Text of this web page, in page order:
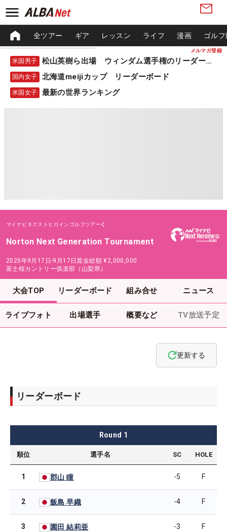
メルマガ登録
全ツアー ギア レッスン ライフ 漫画 ゴル
米国男子 松山英樹ら出場 ウィンダム選手権のリーダーボード
国内女子 北海道meijiカップ リーダーボード
米国女子 最新の世界ランキング
マイナビネクストヒロインゴルフツアー
Norton Next Generation Tournament
2025年9月17日-9月17日賞金総額 ¥2,000,000
富士桜カントリー俱楽部（山梨県）
大会TOP リーダーボード 組み合せ ニュース
ライブフォト 出場選手 概要など TV放送予定
更新する
リーダーボード
Round 1
順位 選手名 SC HOLE
1 郡山 瞳 -5 F
2 飯島 早織 -4 F
3 園田 結莉亜 -3 F